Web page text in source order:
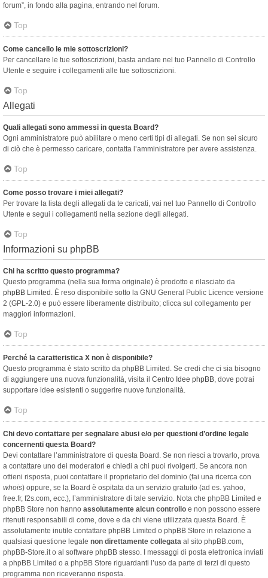
forum”, in fondo alla pagina, entrando nel forum.
Top
Come cancello le mie sottoscrizioni?
Per cancellare le tue sottoscrizioni, basta andare nel tuo Pannello di Controllo
Utente e seguire i collegamenti alle tue sottoscrizioni.
Top
Allegati
Quali allegati sono ammessi in questa Board?
Ogni amministratore può abilitare o meno certi tipi di allegati. Se non sei sicuro
di ciò che è permesso caricare, contatta l’amministratore per avere assistenza.
Top
Come posso trovare i miei allegati?
Per trovare la lista degli allegati da te caricati, vai nel tuo Pannello di Controllo
Utente e segui i collegamenti nella sezione degli allegati.
Top
Informazioni su phpBB
Chi ha scritto questo programma?
Questo programma (nella sua forma originale) è prodotto e rilasciato da
phpBB Limited . È reso disponibile sotto la GNU General Public Licence versione
2 (GPL-2.0) e può essere liberamente distribuito; clicca sul collegamento per
maggiori informazioni.
Top
Perché la caratteristica X non è disponibile?
Questo programma è stato scritto da phpBB Limited. Se credi che ci sia bisogno
di aggiungere una nuova funzionalità, visita il Centro Idee phpBB, dove potrai
supportare idee esistenti o suggerire nuove funzionalità.
Top
Chi devo contattare per segnalare abusi e/o per questioni d’ordine legale
concernenti questa Board?
Devi contattare l’amministratore di questa Board. Se non riesci a trovarlo, prova
a contattare uno dei moderatori e chiedi a chi puoi rivolgerti. Se ancora non
ottieni risposta, puoi contattare il proprietario del dominio (fai una ricerca con
whois) oppure, se la Board è ospitata da un servizio gratuito (ad es. yahoo,
free.fr, f2s.com, ecc.), l’amministratore di tale servizio. Nota che phpBB Limited e
phpBB Store non hanno assolutamente alcun controllo e non possono essere
ritenuti responsabili di come, dove e da chi viene utilizzata questa Board. È
assolutamente inutile contattare phpBB Limited o phpBB Store in relazione a
qualsiasi questione legale non direttamente collegata al sito phpBB.com,
phpBB-Store.it o al software phpBB stesso. I messaggi di posta elettronica inviati
a phpBB Limited o a phpBB Store riguardanti l’uso da parte di terzi di questo
programma non riceveranno risposta.